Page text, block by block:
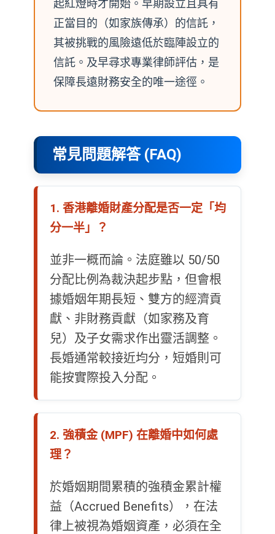
起紅燈時才開始。早期設立且具有
正當目的（如家族傳承）的信託，
其被挑戰的風險遠低於臨陣設立的
信託。及早尋求專業律師評估，是
保障長遠財務安全的唯一途徑。
常見問題解答 (FAQ)
1. 香港離婚財產分配是否一定「均
分一半」？
並非一概而論。法庭雖以 50/50
分配比例為裁決起步點，但會根
據婚姻年期長短、雙方的經濟貢
獻、非財務貢獻（如家務及育
兒）及子女需求作出靈活調整。
長婚通常較接近均分，短婚則可
能按實際投入分配。
2. 強積金 (MPF) 在離婚中如何處
理？
於婚姻期間累積的強積金累計權
益（Accrued Benefits），在法
律上被視為婚姻資產，必須在全